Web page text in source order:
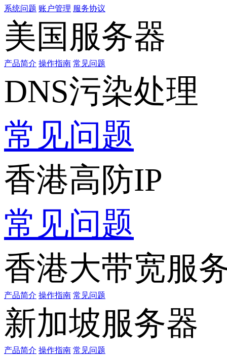
系统问题 账户管理 服务协议
美国服务器
产品简介 操作指南 常见问题
DNS污染处理
常见问题
香港高防IP
常见问题
香港大带宽服
产品简介 操作指南 常见问题
新加坡服务器
产品简介 操作指南 常见问题